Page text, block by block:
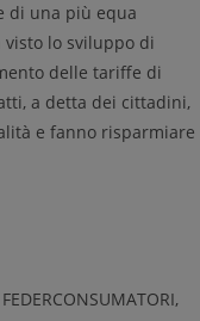
di una più equa
lo sviluppo di
delle tariffe di
a detta dei cittadini,
e fanno risparmiare